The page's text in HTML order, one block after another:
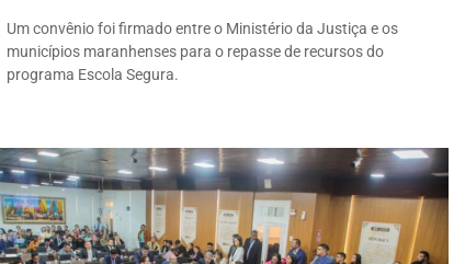
Um convênio foi firmado entre o Ministério da Justiça e os
municípios maranhenses para o repasse de recursos do
programa Escola Segura.